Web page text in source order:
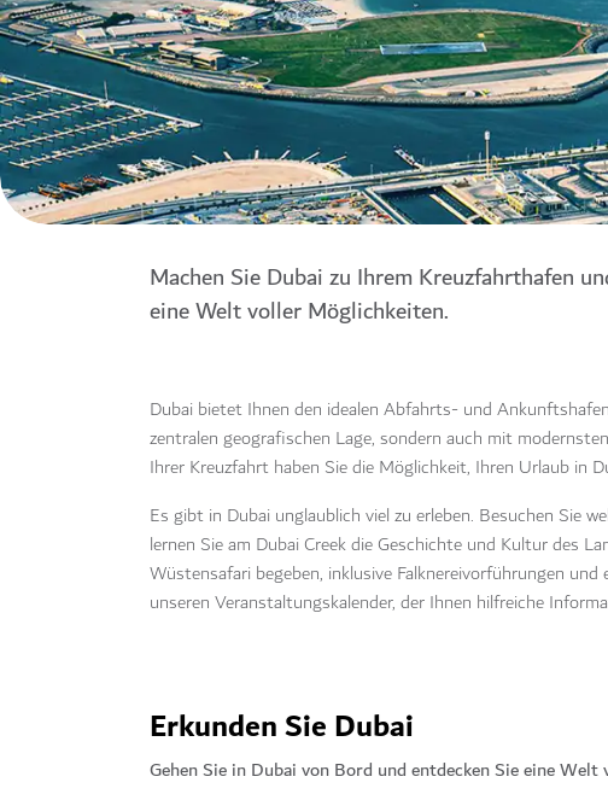
Machen Sie Dubai zu Ihrem Kreuzfahrthafen
eine Welt voller Möglichkeiten.
Dubai bietet Ihnen den idealen Abfahrts- und
zentralen geografischen Lage, sondern auch mit
Ihrer Kreuzfahrt haben Sie die Möglichkeit, Ihren Urlaub in
Es gibt in Dubai unglaublich viel zu erleben. Besuchen Sie
lernen Sie am Dubai Creek die Geschichte und Kultur des
Wüstensafari begeben, inklusive Falknereivorführungen
unseren Veranstaltungskalender, der Ihnen hilfreiche
Erkunden Sie Dubai
Gehen Sie in Dubai von Bord und entdecken Sie eine